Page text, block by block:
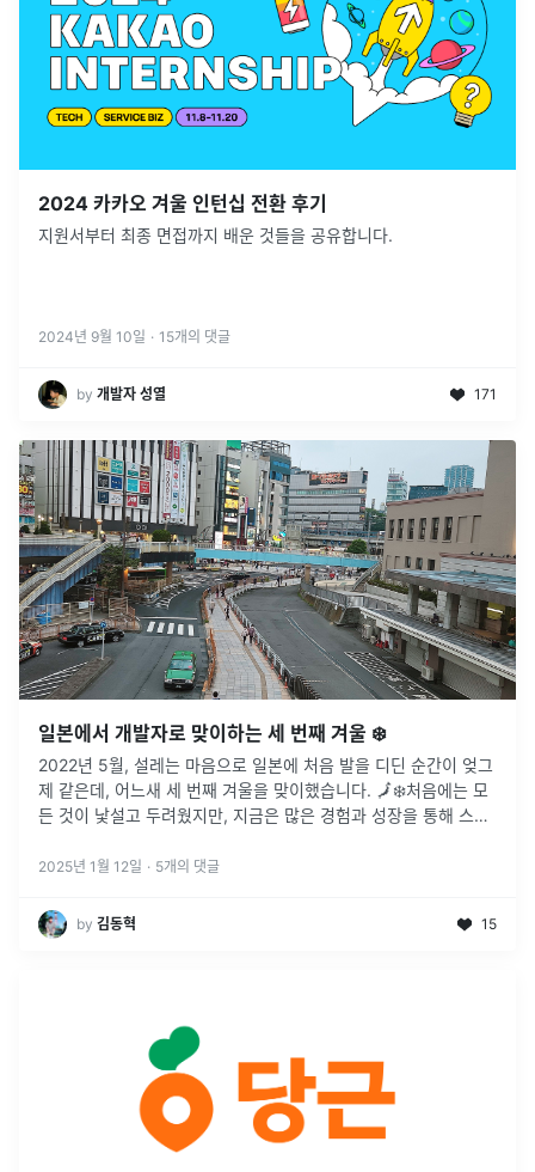
2024 카카오 겨울 인턴십 전환 후기
지원서부터 최종 면접까지 배운 것들을 공유합니다.
2024년 9월 10일 · 15개의 댓글
by 개발자 성열 171
일본에서 개발자로 맞이하는 세 번째 겨울 ❄️
2022년 5월, 설레는 마음으로 일본에 처음 발을 디딘 순간이 엊그
제 같은데, 어느새 세 번째 겨울을 맞이했습니다. 🗾❄️처음에는 모
든 것이 낯설고 두려웠지만, 지금은 많은 경험과 성장을 통해 스스
소...
2025년 1월 12일 · 5개의 댓글
by 김동혁 15